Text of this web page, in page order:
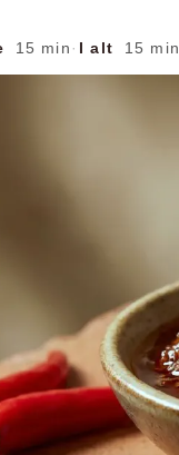
15 min · I alt 15 min